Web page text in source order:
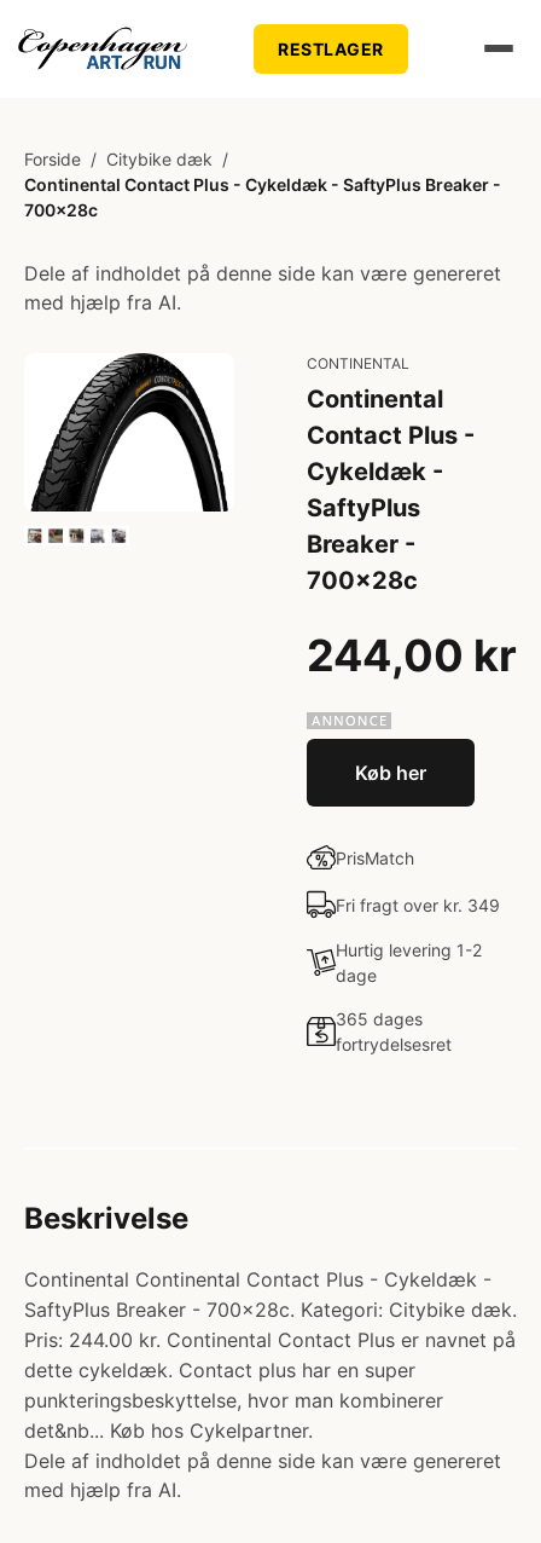
RESTLAGER
Forside / Citybike dæk /
Continental Contact Plus - Cykeldæk - SaftyPlus Breaker -
700x28c
Dele af indholdet på denne side kan være genereret
med hjælp fra AI.
CONTINENTAL
Continental
Contact Plus -
Cykeldæk -
SaftyPlus
Breaker -
700x28c
244,00 kr
Køb her
PrisMatch
Fri fragt over kr. 349
Hurtig levering 1-2
dage
365 dages
fortrydelsesret
Beskrivelse
Continental Continental Contact Plus - Cykeldæk -
SaftyPlus Breaker - 700x28c. Kategori: Citybike dæk.
Pris: 244.00 kr. Continental Contact Plus er navnet på
dette cykeldæk. Contact plus har en super
punkteringsbeskyttelse, hvor man kombinerer
det&nb... Køb hos Cykelpartner.
Dele af indholdet på denne side kan være genereret
med hjælp fra AI.